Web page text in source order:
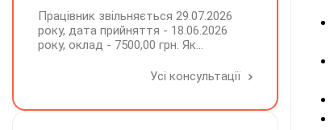
Працівник звільняється 29.07.2026
року, дата прийняття - 18.06.2026
року, оклад - 7500,00 грн. Як
невикористаних днів відпустки при
Усі консультації